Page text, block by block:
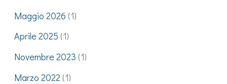
Maggio 2026 (1)
Aprile 2025 (1)
Novembre 2023 (1)
Marzo 2022 (1)